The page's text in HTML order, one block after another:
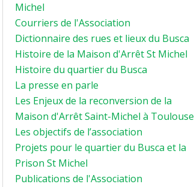
Michel
Courriers de l'Association
Dictionnaire des rues et lieux du Busca
Histoire de la Maison d'Arrêt St Michel
Histoire du quartier du Busca
La presse en parle
Les Enjeux de la reconversion de la
Maison d'Arrêt Saint-Michel à Toulouse
Les objectifs de l’association
Projets pour le quartier du Busca et la
Prison St Michel
Publications de l'Association